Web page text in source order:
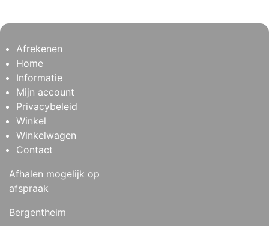
Afrekenen
Home
Informatie
Mijn account
Privacybeleid
Winkel
Winkelwagen
Contact
Afhalen mogelijk op
afspraak
Bergentheim